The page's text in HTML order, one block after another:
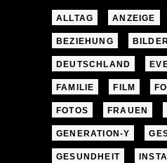
ALLTAG ANZEIGE
BEZIEHUNG
DEUTSCHLAND
FAMILIE FILM
FOTOS FRAUEN
GENERATION-Y
GESUNDHEIT